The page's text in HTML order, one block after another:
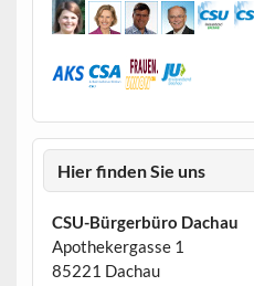
Hier finden Sie uns
CSU-Bürgerbüro Dachau
Apothekergasse 1
85221 Dachau